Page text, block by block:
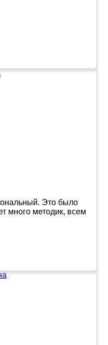
Это было
много методик, всем